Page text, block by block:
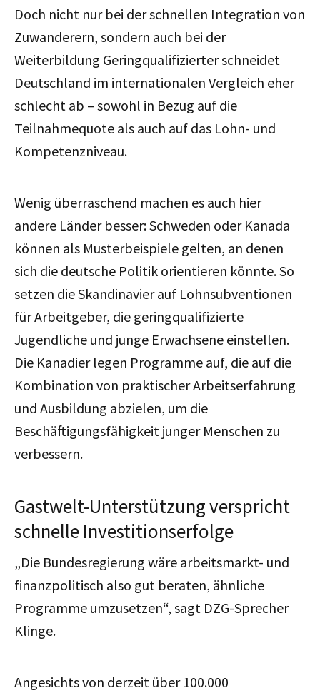
Doch nicht nur bei der schnellen Integration von
Zuwanderern, sondern auch bei der
Weiterbildung Geringqualifizierter schneidet
Deutschland im internationalen Vergleich eher
schlecht ab – sowohl in Bezug auf die
Teilnahmequote als auch auf das Lohn- und
Kompetenzniveau.
Wenig überraschend machen es auch hier
andere Länder besser: Schweden oder Kanada
können als Musterbeispiele gelten, an denen
sich die deutsche Politik orientieren könnte. So
setzen die Skandinavier auf Lohnsubventionen
für Arbeitgeber, die geringqualifizierte
Jugendliche und junge Erwachsene einstellen.
Die Kanadier legen Programme auf, die auf die
Kombination von praktischer Arbeitserfahrung
und Ausbildung abzielen, um die
Beschäftigungsfähigkeit junger Menschen zu
verbessern.
Gastwelt-Unterstützung verspricht
schnelle Investitionserfolge
„Die Bundesregierung wäre arbeitsmarkt- und
finanzpolitisch also gut beraten, ähnliche
Programme umzusetzen“, sagt DZG-Sprecher
Klinge.
Angesichts von derzeit über 100.000